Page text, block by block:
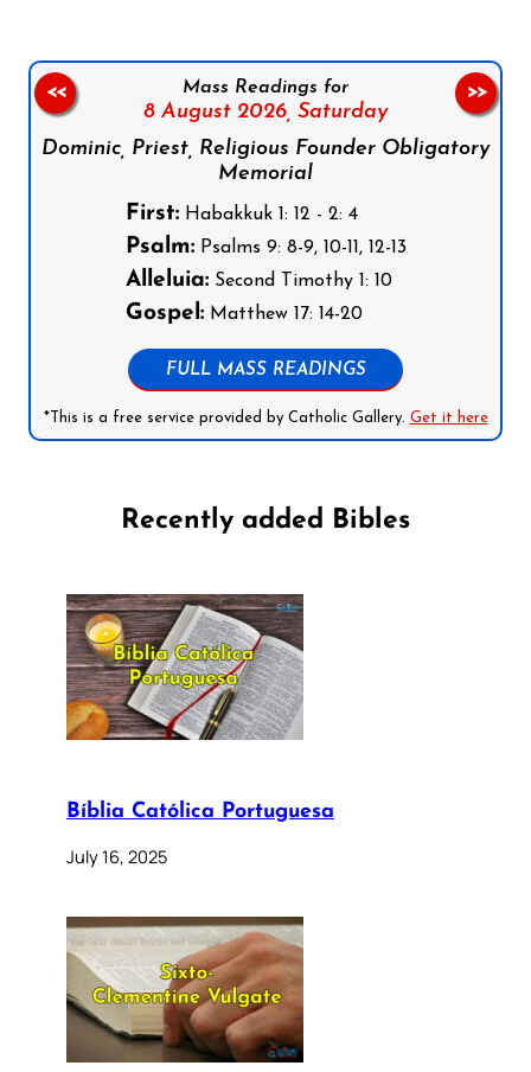
Mass Readings for
8 August 2026, Saturday
Dominic, Priest, Religious Founder Obligatory
Memorial
First:Habakkuk 1: 12 - 2: 4
Psalm:Psalms 9: 8-9, 10-11, 12-13
Alleluia:Second Timothy 1: 10
Gospel:Matthew 17: 14-20
FULL MASS READINGS
*This is a free service provided by Catholic Gallery. Get it here
<< >>
Recently added Bibles
Bíblia Católica Portuguesa
July 16, 2025